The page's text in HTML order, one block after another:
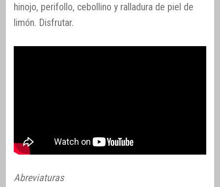
hinojo, perifollo, cebollino y ralladura de piel de
limón. Disfrutar.
Abreviaturas